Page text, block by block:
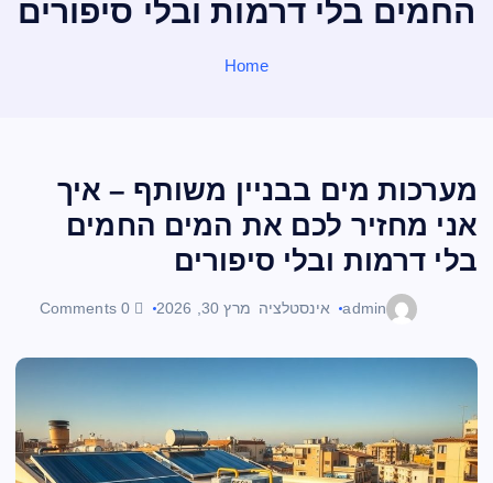
החמים בלי דרמות ובלי סיפורים
Home
מערכות מים בבניין משותף – איך
אני מחזיר לכם את המים החמים
בלי דרמות ובלי סיפורים
admin אינסטלציה מרץ 30, 2026